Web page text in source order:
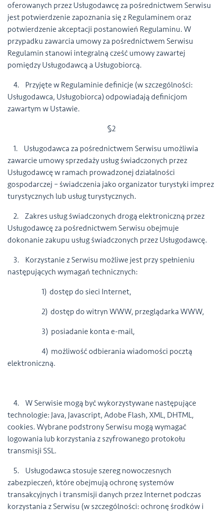
oferowanych przez Usługodawcę za pośrednictwem Serwisu
jest potwierdzenie zapoznania się z Regulaminem oraz
potwierdzenie akceptacji postanowień Regulaminu. W
przypadku zawarcia umowy za pośrednictwem Serwisu
Regulamin stanowi integralną cześć umowy zawartej
pomiędzy Usługodawcą a Usługobiorcą.
4. Przyjęte w Regulaminie definicje (w szczególności:
Usługodawca, Usługobiorca) odpowiadają definicjom
zawartym w Ustawie.
§2
1. Usługodawca za pośrednictwem Serwisu umożliwia
zawarcie umowy sprzedaży usług świadczonych przez
Usługodawcę w ramach prowadzonej działalności
gospodarczej – świadczenia jako organizator turystyki imprez
turystycznych lub usług turystycznych.
2. Zakres usług świadczonych drogą elektroniczną przez
Usługodawcę za pośrednictwem Serwisu obejmuje
dokonanie zakupu usług świadczonych przez Usługodawcę.
3. Korzystanie z Serwisu możliwe jest przy spełnieniu
następujących wymagań technicznych:
1) dostęp do sieci Internet,
2) dostęp do witryn WWW, przeglądarka WWW,
3) posiadanie konta e-mail,
4) możliwość odbierania wiadomości pocztą
elektroniczną.
4. W Serwisie mogą być wykorzystywane następujące
technologie: Java, Javascript, Adobe Flash, XML, DHTML,
cookies. Wybrane podstrony Serwisu mogą wymagać
logowania lub korzystania z szyfrowanego protokołu
transmisji SSL.
5. Usługodawca stosuje szereg nowoczesnych
zabezpieczeń, które obejmują ochronę systemów
transakcyjnych i transmisji danych przez Internet podczas
korzystania z Serwisu (w szczególności: ochronę środków i